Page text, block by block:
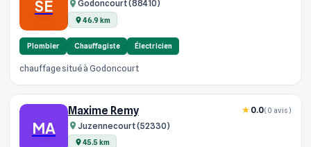
SE Godoncourt (88410)
46.9 km
Plombier Chauffagiste Électricien
chauffage situé à Godoncourt
MA
Maxime Remy
Juzennecourt (52330)
45.5 km
0.0(0 avis)